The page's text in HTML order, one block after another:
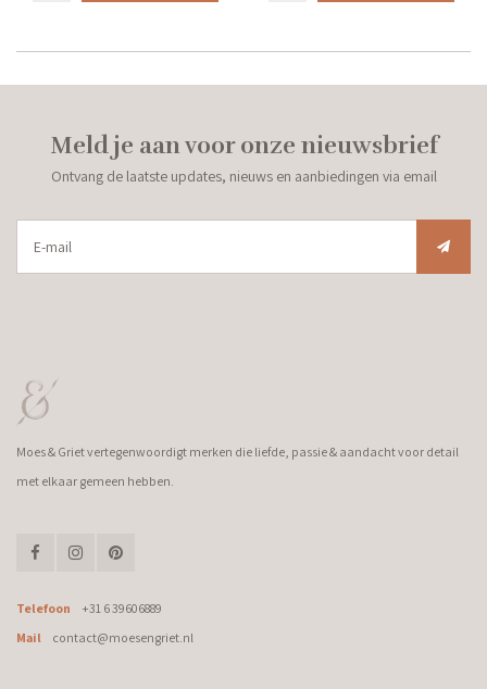
Meld je aan voor onze nieuwsbrief
Ontvang de laatste updates, nieuws en aanbiedingen via email
Moes & Griet vertegenwoordigt merken die liefde, passie & aandacht voor detail
met elkaar gemeen hebben.
Telefoon
+31 6 39606889
Mail
contact@moesengriet.nl